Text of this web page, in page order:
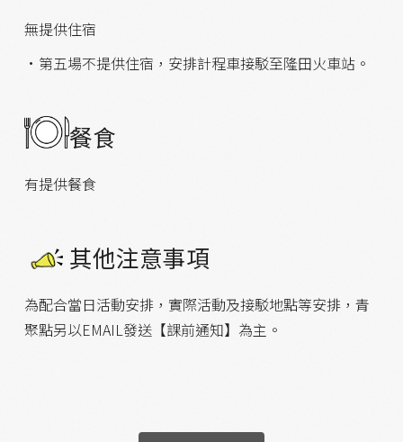
無提供住宿
•第五場不提供住宿，安排計程車接駁至隆田火車站。
餐食
有提供餐食
其他注意事項
為配合當日活動安排，實際活動及接駁地點等安排，青
聚點另以EMAIL發送【課前通知】為主。